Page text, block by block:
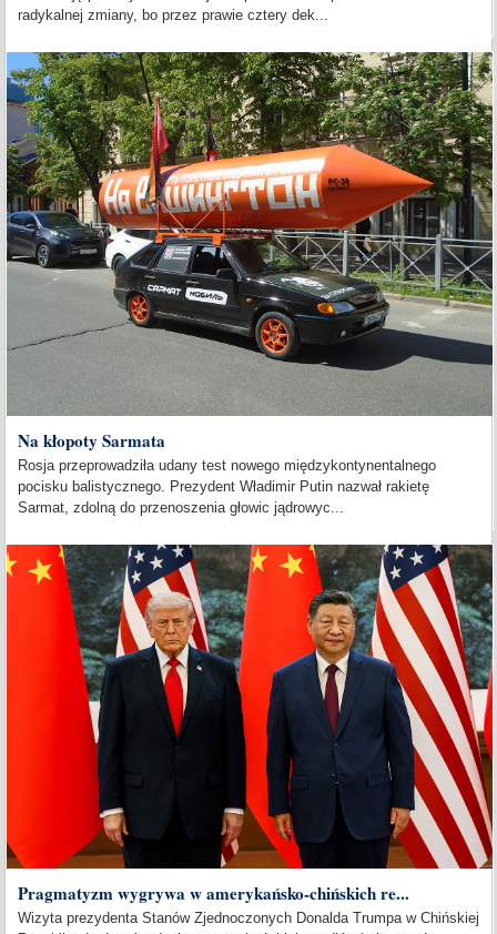
radykalnej zmiany, bo przez prawie cztery dek...
Na kłopoty Sarmata
Rosja przeprowadziła udany test nowego międzykontynentalnego
pocisku balistycznego. Prezydent Władimir Putin nazwał rakietę
Sarmat, zdolną do przenoszenia głowic jądrowyc...
Pragmatyzm wygrywa w amerykańsko-chińskich re...
Wizyta prezydenta Stanów Zjednoczonych Donalda Trumpa w Chińskiej